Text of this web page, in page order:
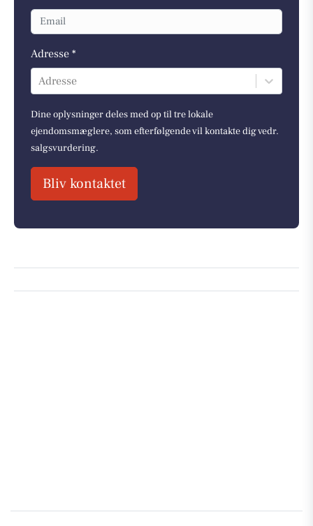
Adresse *
Adresse
Dine oplysninger deles med op til tre lokale
ejendomsmæglere, som efterfølgende vil kontakte dig vedr.
salgsvurdering.
Bliv kontaktet